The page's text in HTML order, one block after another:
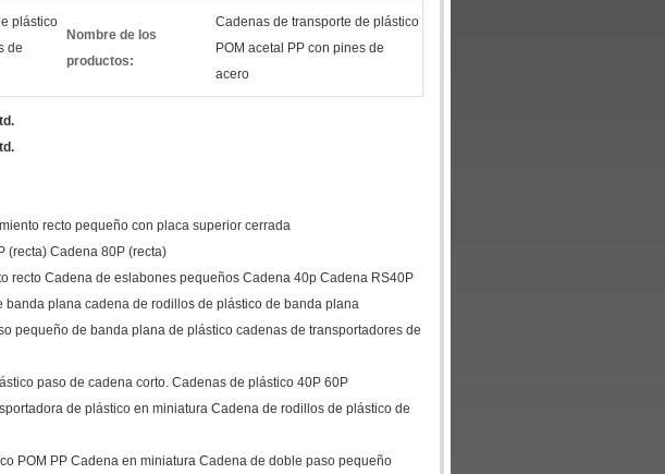
plástico
de
Nombre de los
productos:
Cadenas de transporte de plástico
POM acetal PP con pines de
acero
recto pequeño con placa superior cerrada
(recta) Cadena 80P (recta)
recto Cadena de eslabones pequeños Cadena 40p Cadena RS40P
plana cadena de rodillos de plástico de banda plana
pequeño de banda plana de plástico cadenas de transportadores de
paso de cadena corto. Cadenas de plástico 40P 60P
de plástico en miniatura Cadena de rodillos de plástico de
POM PP Cadena en miniatura Cadena de doble paso pequeño